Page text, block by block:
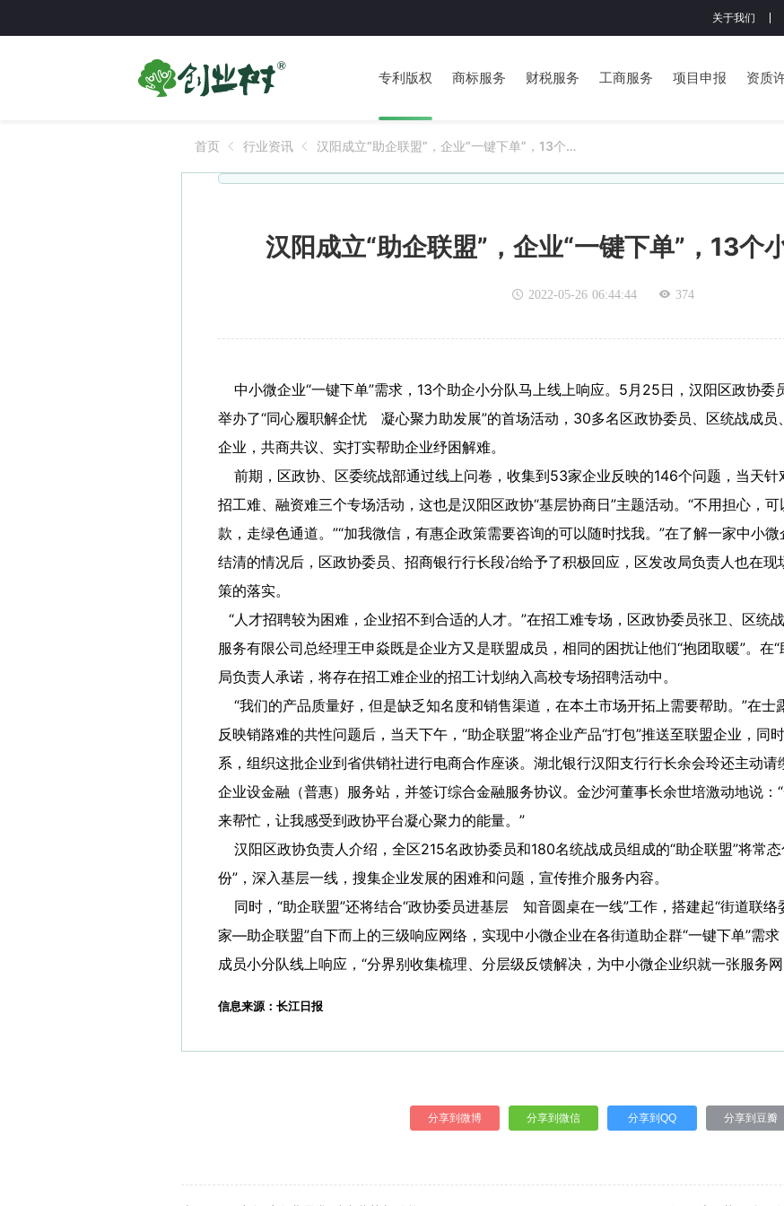
关于我们
专利版权 商标服务 财税服务 工商服务 项目申报 资质
首页 行业资讯
汉阳成立“助企联盟”，企业“一键下单”，13个小
汉阳成立“助企联盟”，企业“一键下单”，13个
2022-05-26 06:44:44 374
中小微企业“一键下单”需求，13个助企小分队马上线上响应。5月25日，汉阳区政协委
举办了“同心履职解企忧 凝心聚力助发展”的首场活动，30多名区政协委员、区统战成员
企业，共商共议、实打实帮助企业纾困解难。
前期，区政协、区委统战部通过线上问卷，收集到53家企业反映的146个问题，当天针
招工难、融资难三个专场活动，这也是汉阳区政协“基层协商日”主题活动。“不用担心，
款，走绿色通道。”“加我微信，有惠企政策需要咨询的可以随时找我。”在了解一家中小
结清的情况后，区政协委员、招商银行行长段冶给予了积极回应，区发改局负责人也在
策的落实。
“人才招聘较为困难，企业招不到合适的人才。”在招工难专场，区政协委员张卫、区统
服务有限公司总经理王申焱既是企业方又是联盟成员，相同的困扰让他们“抱团取暖”。在
局负责人承诺，将存在招工难企业的招工计划纳入高校专场招聘活动中。
“我们的产品质量好，但是缺乏知名度和销售渠道，在本土市场开拓上需要帮助。”在士
反映销路难的共性问题后，当天下午，“助企联盟”将企业产品“打包”推送至联盟企业，同
系，组织这批企业到省供销社进行电商合作座谈。湖北银行汉阳支行行长余会玲还主动
企业设金融（普惠）服务站，并签订综合金融服务协议。金沙河董事长余世培激动地说：
来帮忙，让我感受到政协平台凝心聚力的能量。”
汉阳区政协负责人介绍，全区215名政协委员和180名统战成员组成的“助企联盟”将常
份”，深入基层一线，搜集企业发展的困难和问题，宣传推介服务内容。
同时，“助企联盟”还将结合“政协委员进基层 知音圆桌在一线”工作，搭建起“街道联
家—助企联盟”自下而上的三级响应网络，实现中小微企业在各街道助企群“一键下单”需
成员小分队线上响应，“分界别收集梳理、分层级反馈解决，为中小微企业织就一张服务网
信息来源：长江日报
分享到微博 分享到微信 分享到QQ 分享到豆瓣